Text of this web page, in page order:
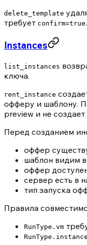
delete_template
требует confirm=true.
Instances
list_instances
ключа.
rent_instance
офферу и шаблону.
preview и не
Перед созданием
оффер
шаблон видим
оффер
сервер есть в
тип запуска
Правила
RunType.vm
RunType.instance